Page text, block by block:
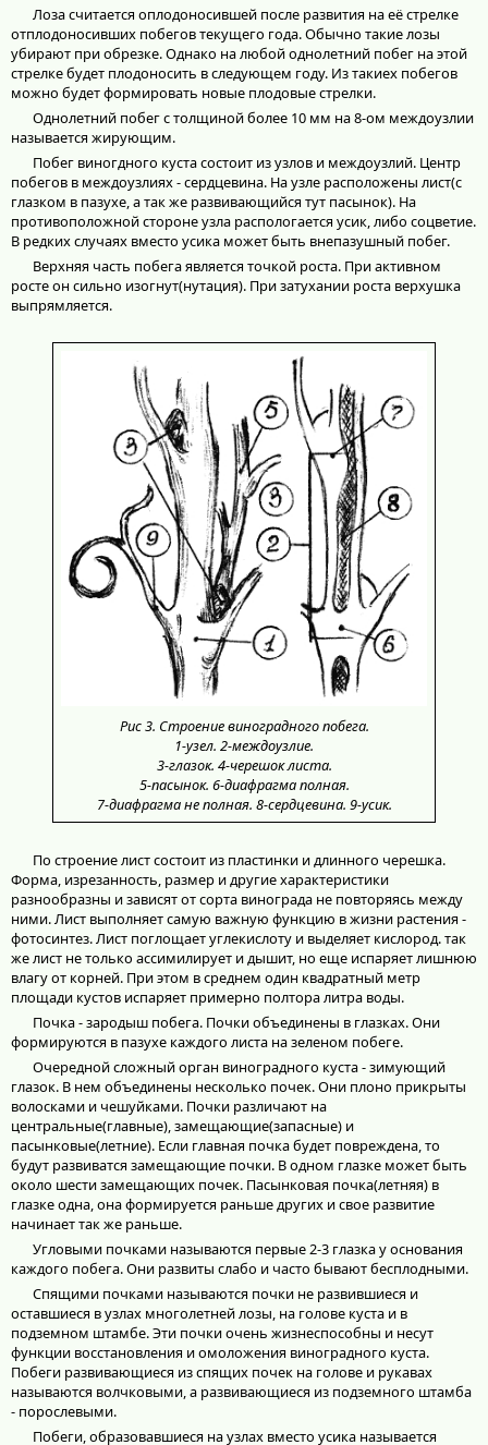
Лоза считается оплодоносившей после развития на её стрелке
отплодоносивших побегов текущего года. Обычно такие лозы
убирают при обрезке. Однако на любой однолетний побег на этой
стрелке будет плодоносить в следующем году. Из такиех побегов
можно будет формировать новые плодовые стрелки.
Однолетний побег с толщиной более 10 мм на 8-ом междоузлии
называется жирующим.
Побег виногдного куста состоит из узлов и междоузлий. Центр
побегов в междоузлиях - сердцевина. На узле расположены лист(с
глазком в пазухе, а так же развивающийся тут пасынок). На
противоположной стороне узла распологается усик, либо соцветие.
В редких случаях вместо усика может быть внепазушный побег.
Верхняя часть побега является точкой роста. При активном
росте он сильно изогнут(нутация). При затухании роста верхушка
выпрямляется.
Рис 3. Строение виноградного побега.
1-узел. 2-междоузлие.
3-глазок. 4-черешок листа.
5-пасынок. 6-диафрагма полная.
7-диафрагма не полная. 8-сердцевина. 9-усик.
По строение лист состоит из пластинки и длинного черешка.
Форма, изрезанность, размер и другие характеристики
разнообразны и зависят от сорта винограда не повторяясь между
ними. Лист выполняет самую важную функцию в жизни растения -
фотосинтез. Лист поглощает углекислоту и выделяет кислород. так
же лист не только ассимилирует и дышит, но еще испаряет лишнюю
влагу от корней. При этом в среднем один квадратный метр
площади кустов испаряет примерно полтора литра воды.
Почка - зародыш побега. Почки объединены в глазках. Они
формируются в пазухе каждого листа на зеленом побеге.
Очередной сложный орган виноградного куста - зимующий
глазок. В нем объединены несколько почек. Они плоно прикрыты
волосками и чешуйками. Почки различают на
центральные(главные), замещающие(запасные) и
пасынковые(летние). Если главная почка будет повреждена, то
будут развиватся замещающие почки. В одном глазке может быть
около шести замещающих почек. Пасынковая почка(летняя) в
глазке одна, она формируется раньше других и свое развитие
начинает так же раньше.
Угловыми почками называются первые 2-3 глазка у основания
каждого побега. Они развиты слабо и часто бывают бесплодными.
Спящими почками называются почки не развившиеся и
оставшиеся в узлах многолетней лозы, на голове куста и в
подземном штамбе. Эти почки очень жизнеспособны и несут
функции восстановления и омоложения виноградного куста.
Побеги развивающиеся из спящих почек на голове и рукавах
называются волчковыми, а развивающиеся из подземного штамба
- порослевыми.
Побеги, образовавшиеся на узлах вместо усика называется